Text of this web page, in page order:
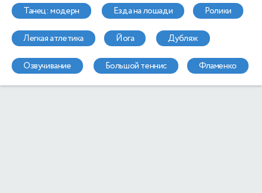
танец: модерн езда на лошади ролики
легкая атлетика йога дубляж
озвучивание большой теннис фламенко